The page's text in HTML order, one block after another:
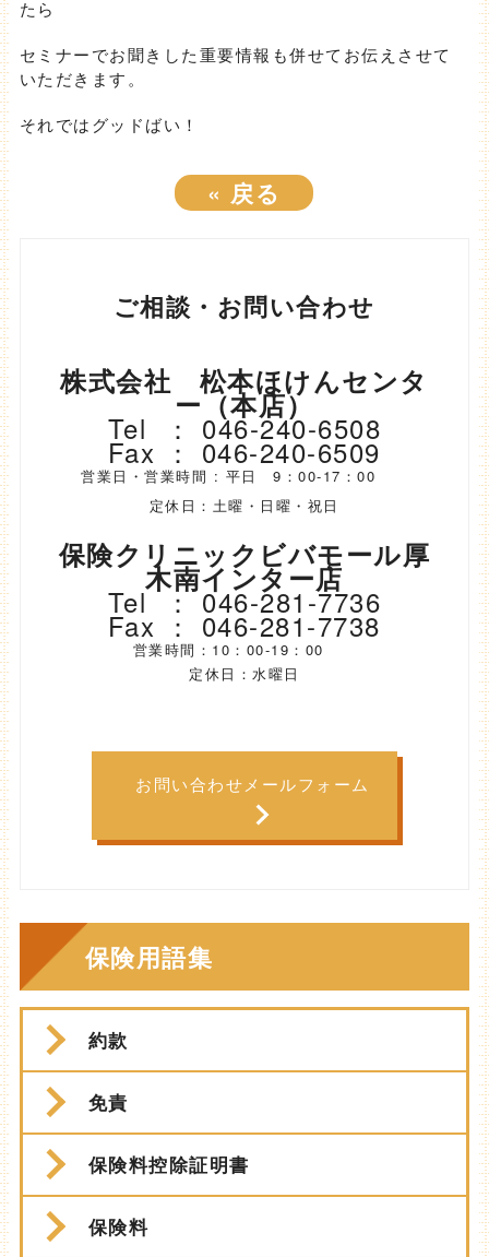
たら
セミナーでお聞きした重要情報も併せてお伝えさせて
いただきます。
それではグッドばい！
« 戻る
ご相談・お問い合わせ
株式会社 松本ほけんセンタ
ー（本店）
Tel ： 046-240-6508
Fax ： 046-240-6509
営業日・営業時間 : 平日 9：00-17：00
定休日：土曜・日曜・祝日
保険クリニックビバモール厚
木南インター店
Tel ： 046-281-7736
Fax ： 046-281-7738
営業時間：10：00-19：00
定休日：水曜日
お問い合わせメールフォーム
保険用語集
約款
免責
保険料控除証明書
保険料